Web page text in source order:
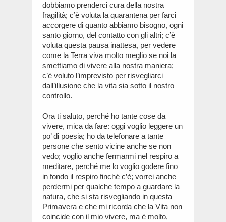
dobbiamo prenderci cura della nostra
fragilità; c’è voluta la quarantena per farci
accorgere di quanto abbiamo bisogno, ogni
santo giorno, del contatto con gli altri; c’è
voluta questa pausa inattesa, per vedere
come la Terra viva molto meglio se noi la
smettiamo di vivere alla nostra maniera;
c’è voluto l’imprevisto per risvegliarci
dall’illusione che la vita sia sotto il nostro
controllo.
Ora ti saluto, perché ho tante cose da
vivere, mica da fare: oggi voglio leggere un
po’ di poesia; ho da telefonare a tante
persone che sento vicine anche se non
vedo; voglio anche fermarmi nel respiro a
meditare, perché me lo voglio godere fino
in fondo il respiro finché c’è; vorrei anche
perdermi per qualche tempo a guardare la
natura, che si sta risvegliando in questa
Primavera e che mi ricorda che la Vita non
coincide con il mio vivere, ma è molto,